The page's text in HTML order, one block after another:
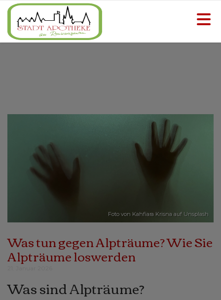
Foto von Kahfiara Krisna auf Unsplash
Was tun gegen Alpträume? Wie Sie
Alpträume loswerden
Was sind Alpträume?